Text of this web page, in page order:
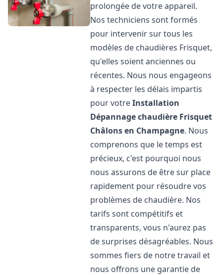
prolongée de votre appareil.
Nos techniciens sont formés
pour intervenir sur tous les
modèles de chaudières Frisquet,
qu'elles soient anciennes ou
récentes. Nous nous engageons
à respecter les délais impartis
pour votreInstallation
Dépannage chaudière Frisquet
Châlons en Champagne. Nous
comprenons que le temps est
précieux, c'est pourquoi nous
nous assurons de être sur place
rapidement pour résoudre vos
problèmes de chaudière. Nos
tarifs sont compétitifs et
transparents, vous n'aurez pas
de surprises désagréables. Nous
sommes fiers de notre travail et
nous offrons une garantie de